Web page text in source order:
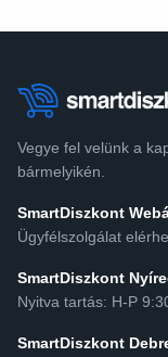
Vegye fel velünk a
bármelyikén.
SmartDiszkont
Ügyfélszolgálat
SmartDiszkont
Nyitva tartás: H-P
SmartDiszkont